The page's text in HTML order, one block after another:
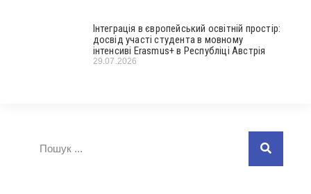
Інтеграція в європейський освітній простір:
досвід участі студента в мовному
інтенсиві Erasmus+ в Республіці Австрія
29.07.2026